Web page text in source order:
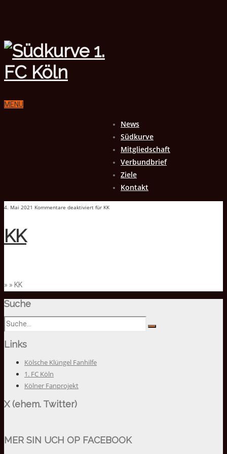
MENU
News
Südkurve
Mitgliedschaft
Verbundbrief
Ziele
Kontakt
4. Mai 2021 Kommentare deaktiviert für KK
KK
» » KK
Suche
Links
Kölsche Klüngel Fanhilfe
1. FC Köln
Kölner Fanprojekt
X (ehem. Twitter)
MER SIN UCH OP FACEBOOK